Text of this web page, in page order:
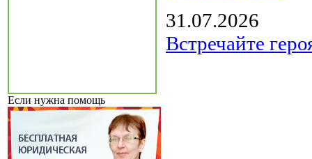
Если нужна помощь
31.07.2026
Встречайте